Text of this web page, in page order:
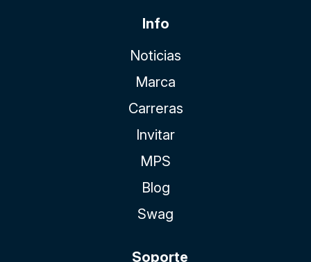
Info
Noticias
Marca
Carreras
Invitar
MPS
Blog
Swag
Soporte